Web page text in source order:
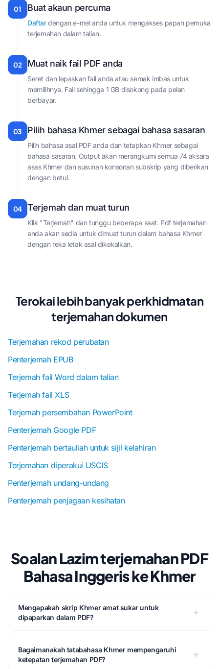
01 Buat akaun percuma
Daftardengan e-mel anda untuk mengakses papan pemuka
terjemahan dalam talian.
02 Muat naik fail PDF anda
Seret dan lepaskan fail anda atau semak imbas untuk
memilihnya. Fail sehingga 1 GB disokong pada pelan
berbayar.
03 Pilih bahasa Khmer sebagai bahasa sasaran
Pilih bahasa asal PDF anda dan tetapkan Khmer sebagai
bahasa sasaran. Output akan merangkumi semua 74 aksara
asas Khmer dan susunan konsonan subskrip yang diberikan
dengan betul.
04 Terjemah dan muat turun
Klik "Terjemah" dan tunggu beberapa saat. Pdf terjemahan
anda akan sedia untuk dimuat turun dalam bahasa Khmer
dengan reka letak asal dikekalkan.
Terokai lebih banyak perkhidmatan
terjemahan dokumen
Terjemahan rekod perubatan
Penterjemah EPUB
Terjemah fail Word dalam talian
Terjemah fail XLS
Terjemah persembahan PowerPoint
Penterjemah Google PDF
Penterjemah bertauliah untuk sijil kelahiran
Terjemahan diperakui USCIS
Penterjemah undang-undang
Penterjemah penjagaan kesihatan
Soalan Lazim terjemahan PDF
Bahasa Inggeris ke Khmer
Mengapakah skrip Khmer amat sukar untuk
dipaparkan dalam PDF?
Bagaimanakah tatabahasa Khmer mempengaruhi
ketepatan terjemahan PDF?